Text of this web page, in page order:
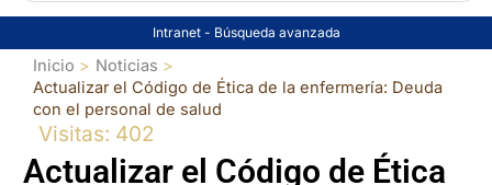
Intranet - Búsqueda avanzada
Inicio
Noticias
Actualizar el Código de Ética de la enfermería: Deuda
con el personal de salud
Visitas: 402
Actualizar el Código de Ética